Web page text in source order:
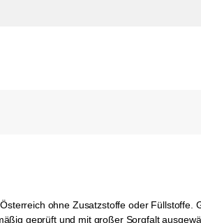
ohne Zusatzstoffe oder Füllstoffe.
geprüft und mit großer Sorgfalt